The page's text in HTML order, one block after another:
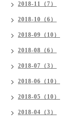
2018-11（7）
2018-10（6）
2018-09（10）
2018-08（6）
2018-07（3）
2018-06（10）
2018-05（10）
2018-04（3）